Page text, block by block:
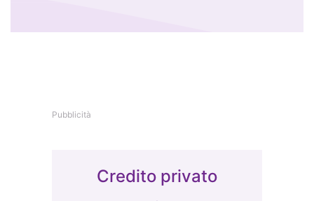
Pubblicità
Credito privato